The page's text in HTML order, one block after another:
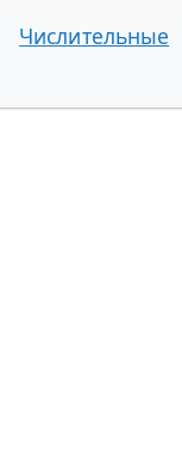
Числительные